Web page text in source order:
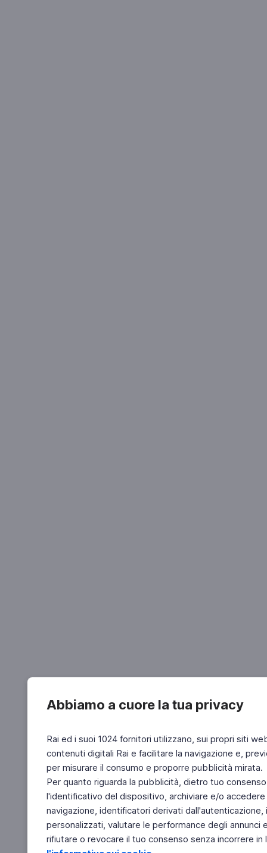
Abbiamo a cuore la tua privacy
Rai ed i suoi 1024 fornitori utilizzano, sui propri siti
contenuti digitali Rai e facilitare la navigazione e,
per misurare il consumo e proporre pubblicità mirata.
Per quanto riguarda la pubblicità, dietro tuo
l'identificativo del dispositivo, archiviare e/o
navigazione, identificatori derivati
personalizzati, valutare le performance degli
rifiutare o revocare il tuo consenso senza incorrere